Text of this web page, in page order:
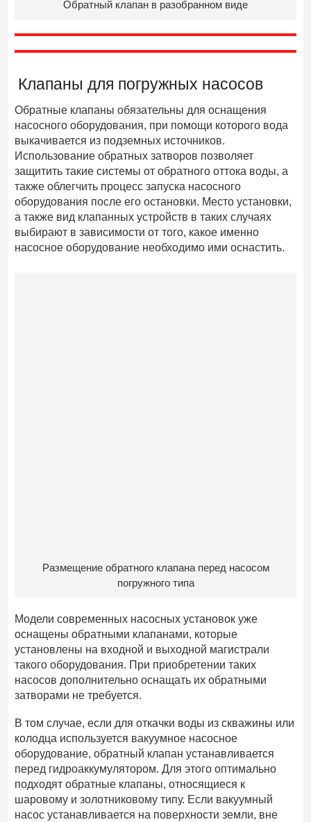
Обратный клапан в разобранном виде
Клапаны для погружных насосов
Обратные клапаны обязательны для оснащения
насосного оборудования, при помощи которого вода
выкачивается из подземных источников.
Использование обратных затворов позволяет
защитить такие системы от обратного оттока воды, а
также облегчить процесс запуска насосного
оборудования после его остановки. Место установки,
а также вид клапанных устройств в таких случаях
выбирают в зависимости от того, какое именно
насосное оборудование необходимо ими оснастить.
Размещение обратного клапана перед насосом
погружного типа
Модели современных насосных установок уже
оснащены обратными клапанами, которые
установлены на входной и выходной магистрали
такого оборудования. При приобретении таких
насосов дополнительно оснащать их обратными
затворами не требуется.
В том случае, если для откачки воды из скважины или
колодца используется вакуумное насосное
оборудование, обратный клапан устанавливается
перед гидроаккумулятором. Для этого оптимально
подходят обратные клапаны, относящиеся к
шаровому и золотниковому типу. Если вакуумный
насос устанавливается на поверхности земли, вне